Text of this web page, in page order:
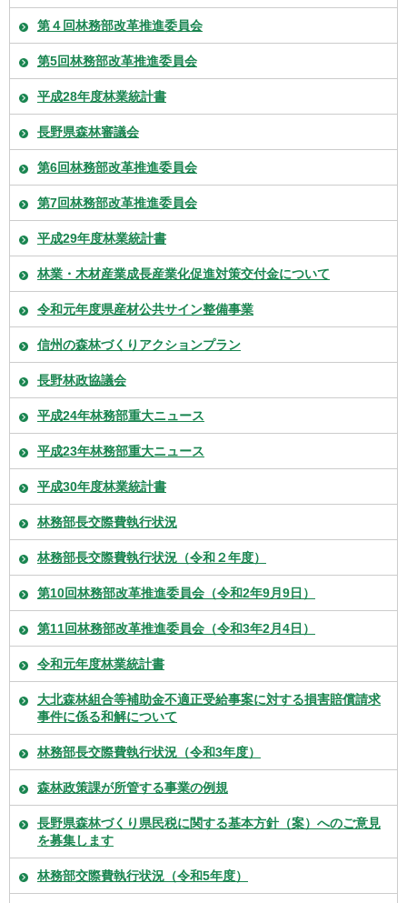
第４回林務部改革推進委員会
第5回林務部改革推進委員会
平成28年度林業統計書
長野県森林審議会
第6回林務部改革推進委員会
第7回林務部改革推進委員会
平成29年度林業統計書
林業・木材産業成長産業化促進対策交付金について
令和元年度県産材公共サイン整備事業
信州の森林づくりアクションプラン
長野林政協議会
平成24年林務部重大ニュース
平成23年林務部重大ニュース
平成30年度林業統計書
林務部長交際費執行状況
林務部長交際費執行状況（令和２年度）
第10回林務部改革推進委員会（令和2年9月9日）
第11回林務部改革推進委員会（令和3年2月4日）
令和元年度林業統計書
大北森林組合等補助金不適正受給事案に対する損害賠償請求
事件に係る和解について
林務部長交際費執行状況（令和3年度）
森林政策課が所管する事業の例規
長野県森林づくり県民税に関する基本方針（案）へのご意見
を募集します
林務部交際費執行状況（令和5年度）